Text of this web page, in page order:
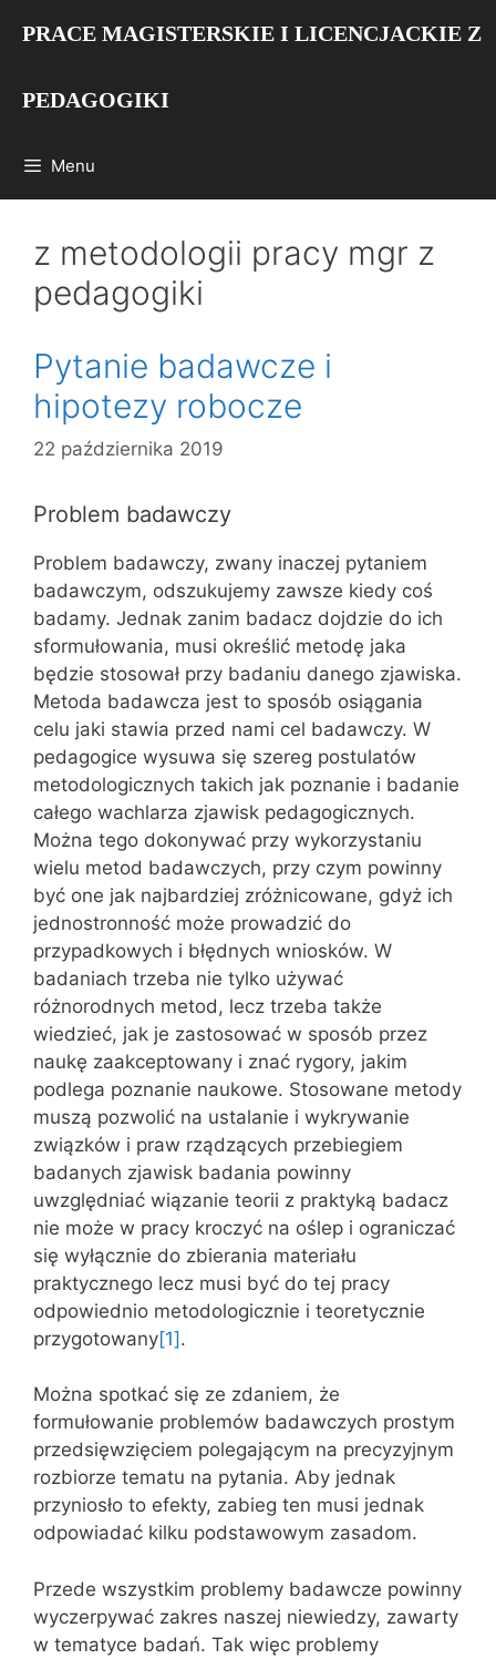
PRACE MAGISTERSKIE I LICENCJACKIE Z
PEDAGOGIKI
Menu
z metodologii pracy mgr z
pedagogiki
Pytanie badawcze i
hipotezy robocze
22 października 2019
Problem badawczy
Problem badawczy, zwany inaczej pytaniem
badawczym, odszukujemy zawsze kiedy coś
badamy. Jednak zanim badacz dojdzie do ich
sformułowania, musi określić metodę jaka
będzie stosował przy badaniu danego zjawiska.
Metoda badawcza jest to sposób osiągania
celu jaki stawia przed nami cel badawczy. W
pedagogice wysuwa się szereg postulatów
metodologicznych takich jak poznanie i badanie
całego wachlarza zjawisk pedagogicznych.
Można tego dokonywać przy wykorzystaniu
wielu metod badawczych, przy czym powinny
być one jak najbardziej zróżnicowane, gdyż ich
jednostronność może prowadzić do
przypadkowych i błędnych wniosków. W
badaniach trzeba nie tylko używać
różnorodnych metod, lecz trzeba także
wiedzieć, jak je zastosować w sposób przez
naukę zaakceptowany i znać rygory, jakim
podlega poznanie naukowe. Stosowane metody
muszą pozwolić na ustalanie i wykrywanie
związków i praw rządzących przebiegiem
badanych zjawisk badania powinny
uwzględniać wiązanie teorii z praktyką badacz
nie może w pracy kroczyć na oślep i ograniczać
się wyłącznie do zbierania materiału
praktycznego lecz musi być do tej pracy
odpowiednio metodologicznie i teoretycznie
przygotowany[1].
Można spotkać się ze zdaniem, że
formułowanie problemów badawczych prostym
przedsięwzięciem polegającym na precyzyjnym
rozbiorze tematu na pytania. Aby jednak
przyniosło to efekty, zabieg ten musi jednak
odpowiadać kilku podstawowym zasadom.
Przede wszystkim problemy badawcze powinny
wyczerpywać zakres naszej niewiedzy, zawarty
w tematyce badań. Tak więc problemy